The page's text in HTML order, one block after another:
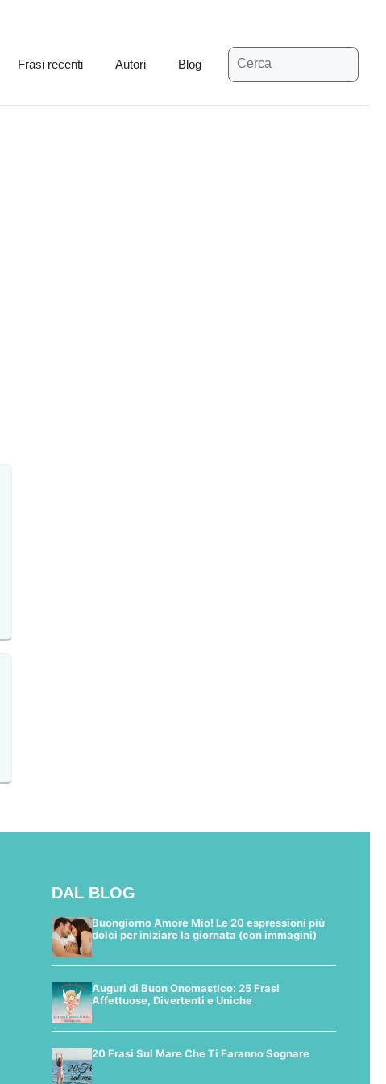
Frasi recenti Autori Blog
Ricerca
per:
DAL BLOG
Buongiorno Amore Mio! Le 20 espressioni più
dolci per iniziare la giornata (con immagini)
Auguri di Buon Onomastico: 25 Frasi
Affettuose, Divertenti e Uniche
20 Frasi Sul Mare Che Ti Faranno Sognare